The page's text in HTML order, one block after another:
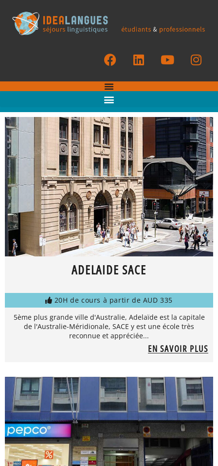
ADELAIDE SACE
20H de cours à partir de AUD 335
5ème plus grande ville d'Australie, Adelaïde est la capitale
de l'Australie-Méridionale, SACE y est une école très
reconnue et appréciée...
EN SAVOIR PLUS